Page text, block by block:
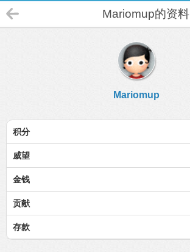
Mariomup的资料
Mariomup
积分
威望
金钱
贡献
存款